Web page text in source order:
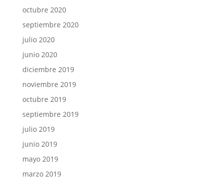
octubre 2020
septiembre 2020
julio 2020
junio 2020
diciembre 2019
noviembre 2019
octubre 2019
septiembre 2019
julio 2019
junio 2019
mayo 2019
marzo 2019